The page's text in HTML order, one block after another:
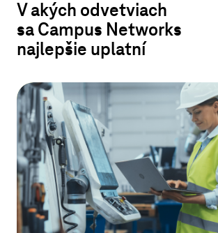
V akých odvetviach
sa Campus Networks
najlepšie uplatní